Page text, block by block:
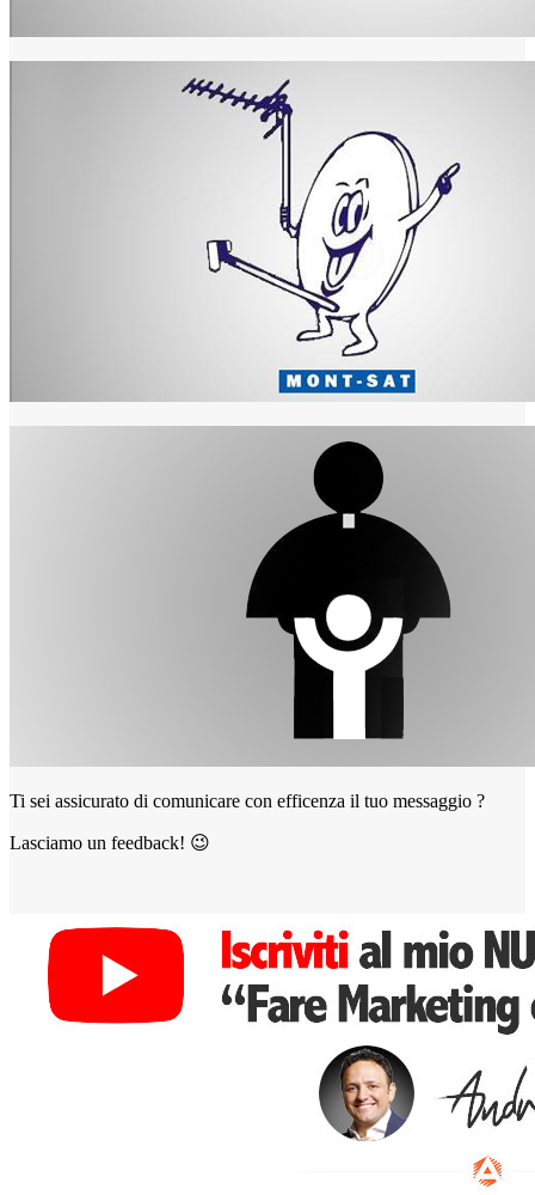
Ti sei assicurato di comunicare con efficenza il tuo messaggio ?
Lasciamo un feedback! 😉